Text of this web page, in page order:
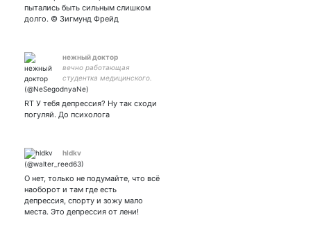
пытались быть сильным слишком
долго. © Зигмунд Фрейд
нежный доктор
вечно работающая
студентка медицинского.
люблю свою собаку
поддержание духа
5469520031078520
RT У тебя депрессия? Ну так сходи
погуляй. До психолога
hldkv
О нет, только не подумайте, что всё
наоборот и там где есть
депрессия, спорту и зожу мало
места. Это депрессия от лени!